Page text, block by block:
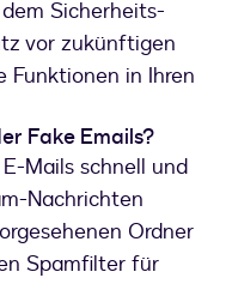
Sicherheits-
vor zukünftigen
Funktionen in Ihren
Fake Emails?
Mails schnell und
Nachrichten
Ordner
Spamfilter für